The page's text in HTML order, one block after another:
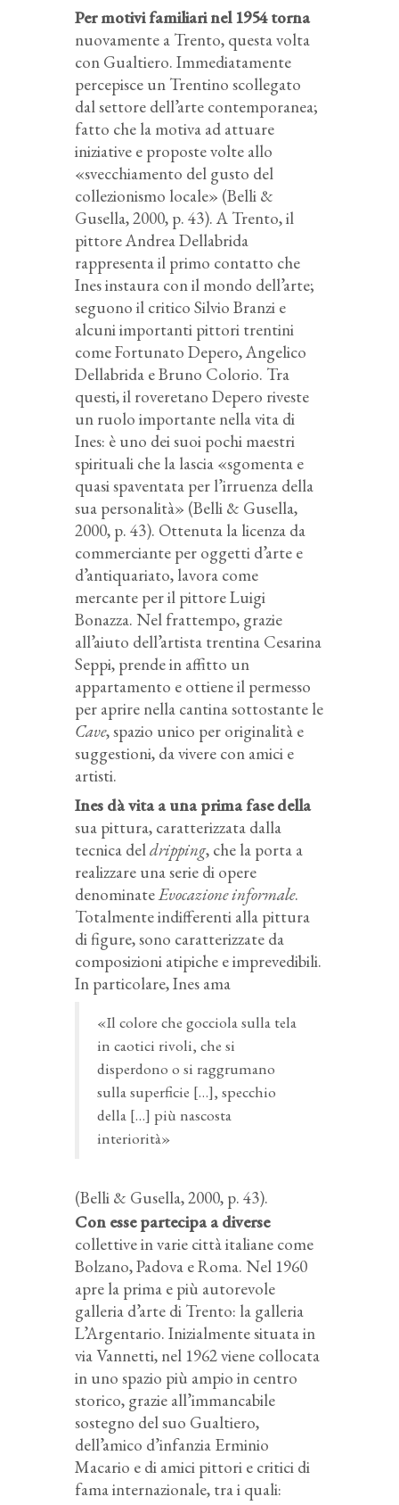
Per motivi familiari nel 1954 torna
nuovamente a Trento, questa volta
con Gualtiero. Immediatamente
percepisce un Trentino scollegato
dal settore dell’arte contemporanea;
fatto che la motiva ad attuare
iniziative e proposte volte allo
«svecchiamento del gusto del
collezionismo locale» (Belli &
Gusella, 2000, p. 43). A Trento, il
pittore Andrea Dellabrida
rappresenta il primo contatto che
Ines instaura con il mondo dell’arte;
seguono il critico Silvio Branzi e
alcuni importanti pittori trentini
come Fortunato Depero, Angelico
Dellabrida e Bruno Colorio. Tra
questi, il roveretano Depero riveste
un ruolo importante nella vita di
Ines: è uno dei suoi pochi maestri
spirituali che la lascia «sgomenta e
quasi spaventata per l’irruenza della
sua personalità» (Belli & Gusella,
2000, p. 43). Ottenuta la licenza da
commerciante per oggetti d’arte e
d’antiquariato, lavora come
mercante per il pittore Luigi
Bonazza. Nel frattempo, grazie
all’aiuto dell’artista trentina Cesarina
Seppi, prende in affitto un
appartamento e ottiene il permesso
per aprire nella cantina sottostante le
Cave, spazio unico per originalità e
suggestioni, da vivere con amici e
artisti.
Ines dà vita a una prima fase della
sua pittura, caratterizzata dalla
tecnica deldripping, che la porta a
realizzare una serie di opere
denominateEvocazione informale.
Totalmente indifferenti alla pittura
di figure, sono caratterizzate da
composizioni atipiche e imprevedibili.
In particolare, Ines ama
«Il colore che gocciola sulla tela
in caotici rivoli, che si
disperdono o si raggrumano
sulla superficie […], specchio
della […] più nascosta
interiorità»
(Belli & Gusella, 2000, p. 43).
Con esse partecipa a diverse
collettive in varie città italiane come
Bolzano, Padova e Roma. Nel 1960
apre la prima e più autorevole
galleria d’arte di Trento: la galleria
L’Argentario. Inizialmente situata in
via Vannetti, nel 1962 viene collocata
in uno spazio più ampio in centro
storico, grazie all’immancabile
sostegno del suo Gualtiero,
dell’amico d’infanzia Erminio
Macario e di amici pittori e critici di
fama internazionale, tra i quali: